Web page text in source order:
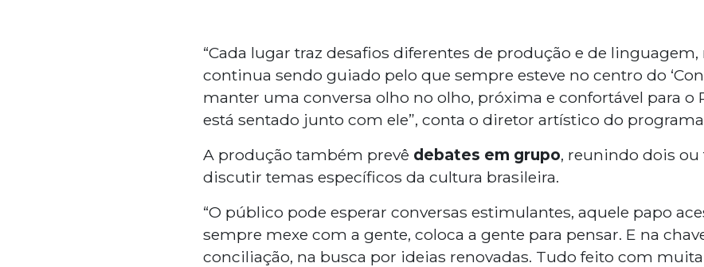
“Cada lugar traz desafios diferentes de produção e de linguagem,
continua sendo guiado pelo que sempre esteve no centro do
manter uma conversa olho no olho, próxima e confortável para o
está sentado junto com ele”, conta o diretor artístico do
A produção também prevê debates em grupo, reunindo dois ou
discutir temas específicos da cultura brasileira.
“O público pode esperar conversas estimulantes, aquele papo
sempre mexe com a gente, coloca a gente para pensar. E na
conciliação, na busca por ideias renovadas. Tudo feito com